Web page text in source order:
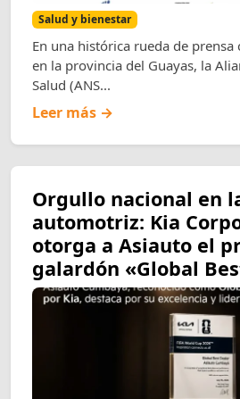
Salud y bienestar
En una histórica rueda de
en la provincia del Guayas, la
Salud (ANS...
Leer más →
Orgullo nacional en
automotriz: Kia
otorga a Asiauto el
galardón «Global